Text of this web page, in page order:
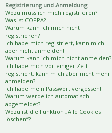
Registrierung und Anmeldung
Wozu muss ich mich registrieren?
Was ist COPPA?
Warum kann ich mich nicht
registrieren?
Ich habe mich registriert, kann mich
aber nicht anmelden!
Warum kann ich mich nicht anmelden?
Ich habe mich vor einiger Zeit
registriert, kann mich aber nicht mehr
anmelden?!
Ich habe mein Passwort vergessen!
Warum werde ich automatisch
abgemeldet?
Wozu ist die Funktion „Alle Cookies
löschen“?